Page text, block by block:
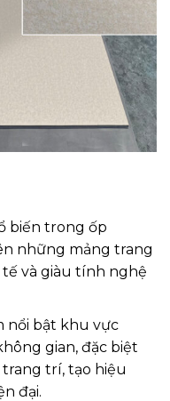
biến trong ốp
những mảng trang
và giàu tính nghệ
nổi bật khu vực
gian, đặc biệt
trí, tạo hiệu
đại.